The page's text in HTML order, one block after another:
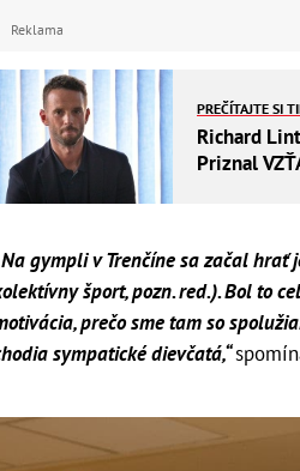
Reklama
PREČÍTAJTE SI
Richard
Priznal
gympli v Trenčíne sa začal
šport, pozn. red.). Bol to
prečo sme tam so
sympatické dievčatá,“